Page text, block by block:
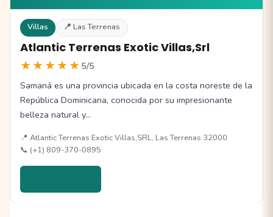
Villas 📍 Las Terrenas
Atlantic Terrenas Exotic Villas,Srl
★★★★★ 5/5
Samaná es una provincia ubicada en la costa noreste de la
República Dominicana, conocida por su impresionante
belleza natural y…
📍 Atlantic Terrenas Exotic Villas,SRL, Las Terrenas 32000
📞 (+1) 809-370-0895